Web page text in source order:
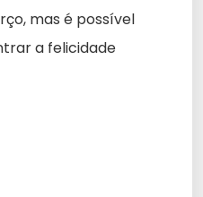
mas é possível
a felicidade